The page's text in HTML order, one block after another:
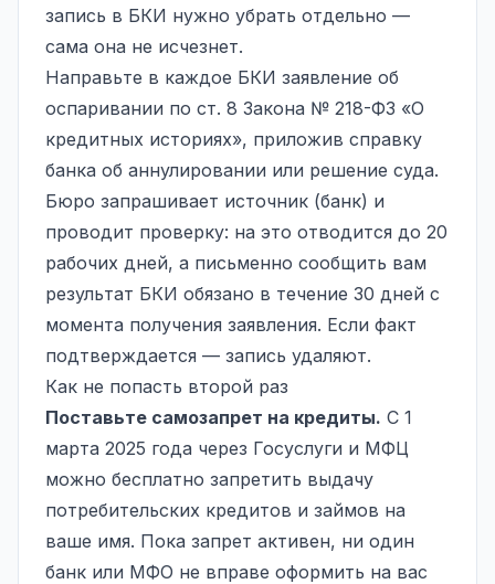
запись в БКИ нужно убрать отдельно —
сама она не исчезнет.
Направьте в каждое БКИ заявление об
оспаривании по ст. 8 Закона № 218-ФЗ «О
кредитных историях», приложив справку
банка об аннулировании или решение суда.
Бюро запрашивает источник (банк) и
проводит проверку: на это отводится до 20
рабочих дней, а письменно сообщить вам
результат БКИ обязано в течение 30 дней с
момента получения заявления. Если факт
подтверждается — запись удаляют.
Как не попасть второй раз
Поставьте самозапрет на кредиты. С 1
марта 2025 года через Госуслуги и МФЦ
можно бесплатно запретить выдачу
потребительских кредитов и займов на
ваше имя. Пока запрет активен, ни один
банк или МФО не вправе оформить на вас